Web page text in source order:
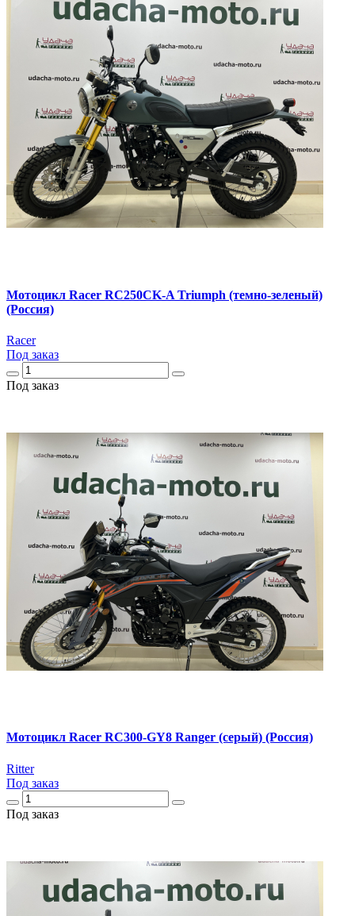
Мотоцикл Racer RC250CK-A Triumph (темно-зеленый)
(Россия)
Racer
Под заказ
Под заказ
Мотоцикл Racer RC300-GY8 Ranger (серый) (Россия)
Ritter
Под заказ
Под заказ